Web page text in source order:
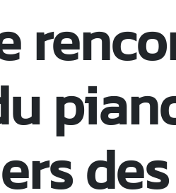
des